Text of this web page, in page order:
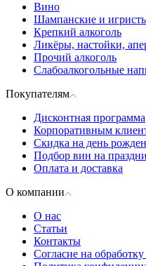
Вино
Шампанские и
Крепкий алкоголь
Ликёры, настойки,
Прочий алкоголь
Слабоалкогольные
Покупателям
Дисконтная программа
Корпоративным
Скидка на день
Подбор вин на
Оплата и доставка
О компании
О нас
Статьи
Контакты
Согласие на